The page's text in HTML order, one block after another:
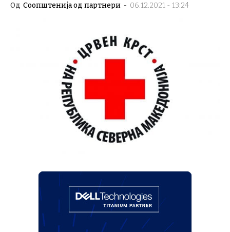
Од Соопштенија од партнери - 06.12.2021 - 13:24